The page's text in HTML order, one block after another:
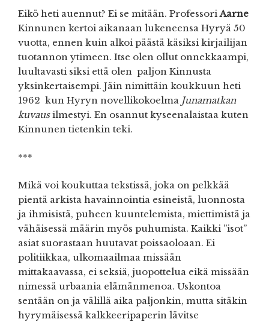
Eikö heti auennut? Ei se mitään. ProfessoriAarne
Kinnunen kertoi aikanaan lukeneensa Hyryä 50
vuotta, ennen kuin alkoi päästä käsiksi kirjailijan
tuotannon ytimeen. Itse olen ollut onnekkaampi,
luultavasti siksi että olen paljon Kinnusta
yksinkertaisempi. Jäin nimittäin koukkuun heti
1962 kun Hyryn novellikokoelma Junamatkan
kuvausilmestyi. En osannut kyseenalaistaa kuten
Kinnunen tietenkin teki.
***
Mikä voi koukuttaa tekstissä, joka on pelkkää
pientä arkista havainnointia esineistä, luonnosta
ja ihmisistä, puheen kuuntelemista, miettimistä ja
vähäisessä määrin myös puhumista. Kaikki ”isot”
asiat suorastaan huutavat poissaoloaan. Ei
politiikkaa, ulkomaailmaa missään
mittakaavassa, ei seksiä, juopottelua eikä missään
nimessä urbaania elämänmenoa. Uskontoa
sentään on ja välillä aika paljonkin, mutta sitäkin
hyrymäisessä kalkkeeripaperin lävitse